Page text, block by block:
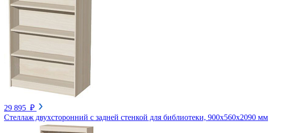
29 895 ₽
Стеллаж двухсторонний с задней стенкой для библиотеки, 900х560х2090 мм